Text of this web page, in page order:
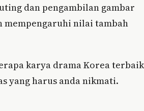
dan pengambilan gambar
mempengaruhi nilai tambah
karya drama Korea terbaik
yang harus anda nikmati.